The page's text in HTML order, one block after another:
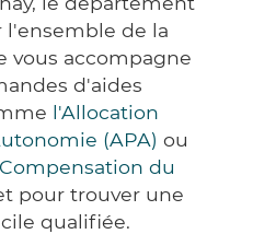
l'ensemble de la
vous accompagne
d'aides
l'Allocation
(APA) ou
du
pour trouver une
qualifiée.